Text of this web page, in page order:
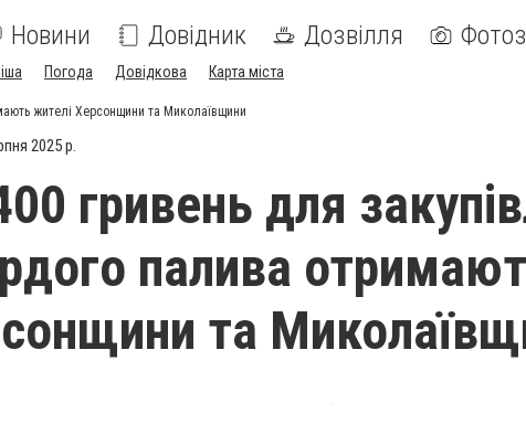
Новини Довідник Дозвілля
Погода Довідкова Карта міста
жителі Херсонщини та Миколаївщини
2025 р.
гривень для
палива
та